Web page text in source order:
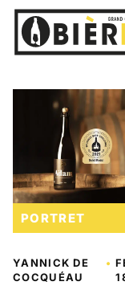
PORTRET
YANNICK DE
COCQUÉAU
•